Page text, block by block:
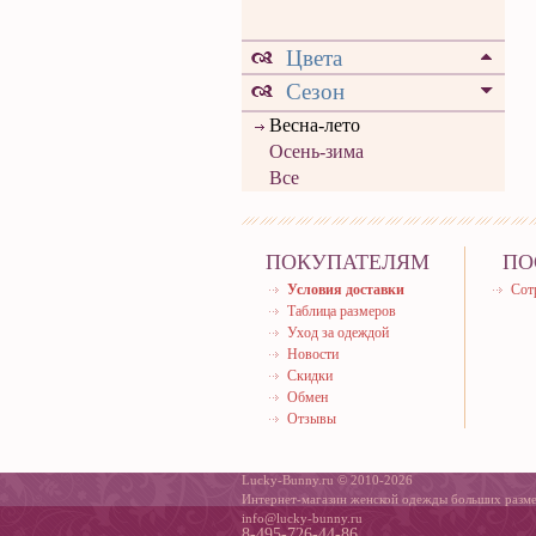
Цвета
Сезон
Весна-лето
Осень-зима
Все
ПОКУПАТЕЛЯМ
Условия доставки
Таблица размеров
Уход за одеждой
Новости
Скидки
Обмен
Отзывы
Lucky-Bunny.ru © 2010-2026
Интернет-магазин женской одежды больших
info@lucky-bunny.ru